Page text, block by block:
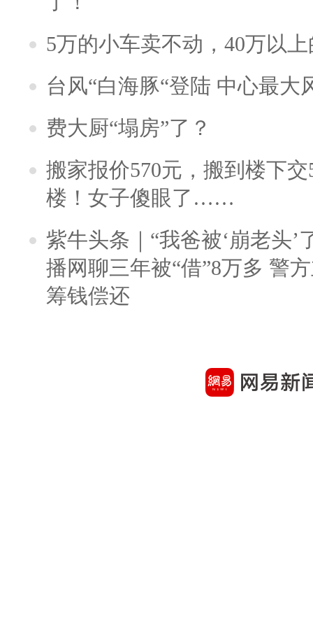
5万的小车卖不动，40万以
台风“白海豚“登陆 中心最大
费大厨“塌房”了？
搬家报价570元，搬到楼下
楼！女子傻眼了……
紫牛头条｜“我爸被‘崩老头’
播网聊三年被“借”8万多 警
筹钱偿还